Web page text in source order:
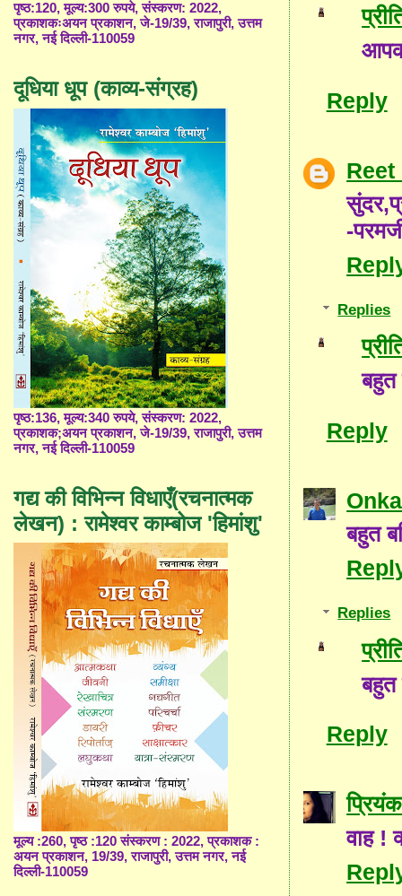
Reply
-
Replies
बहुत
Reply
बहुत
Replies
बहुत
Reply
वाह !
पृष्ठ:120, मूल्य:300 रुपये, संस्करण: 2022,
प्रकाशकःअयन प्रकाशन, जे-19/39, राजापुरी, उत्तम
नगर, नई दिल्ली-110059
दूधिया धूप (काव्य-संग्रह)
पृष्ठ:136, मूल्य:340 रुपये, संस्करण: 2022,
प्रकाशक;अयन प्रकाशन, जे-19/39, राजापुरी, उत्तम
नगर, नई दिल्ली-110059
गद्य की विभिन्न विधाएँ(रचनात्मक
लेखन) : रामेश्वर काम्बोज 'हिमांशु'
मूल्य :260, पृष्ठ :120 संस्करण : 2022, प्रकाशक :
अयन प्रकाशन, 19/39, राजापुरी, उत्तम नगर, नई
दिल्ली-110059